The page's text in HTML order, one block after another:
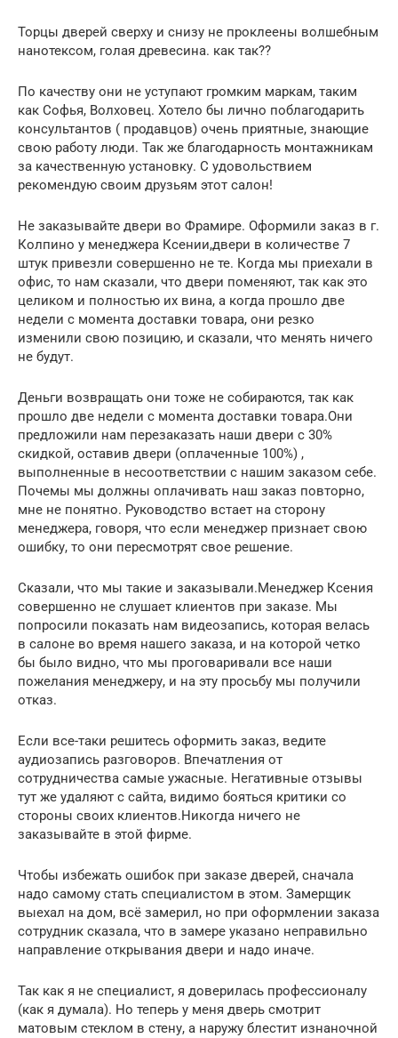
Торцы дверей сверху и снизу не проклеены волшебным
нанотексом, голая древесина. как так??
По качеству они не уступают громким маркам, таким
как Софья, Волховец. Хотело бы лично поблагодарить
консультантов ( продавцов) очень приятные, знающие
свою работу люди. Так же благодарность монтажникам
за качественную установку. С удовольствием
рекомендую своим друзьям этот салон!
Не заказывайте двери во Фрамире. Оформили заказ в г.
Колпино у менеджера Ксении,двери в количестве 7
штук привезли совершенно не те. Когда мы приехали в
офис, то нам сказали, что двери поменяют, так как это
целиком и полностью их вина, а когда прошло две
недели с момента доставки товара, они резко
изменили свою позицию, и сказали, что менять ничего
не будут.
Деньги возвращать они тоже не собираются, так как
прошло две недели с момента доставки товара.Они
предложили нам перезаказать наши двери с 30%
скидкой, оставив двери (оплаченные 100%) ,
выполненные в несоответствии с нашим заказом себе.
Почемы мы должны оплачивать наш заказ повторно,
мне не понятно. Руководство встает на сторону
менеджера, говоря, что если менеджер признает свою
ошибку, то они пересмотрят свое решение.
Сказали, что мы такие и заказывали.Менеджер Ксения
совершенно не слушает клиентов при заказе. Мы
попросили показать нам видеозапись, которая велась
в салоне во время нашего заказа, и на которой четко
бы было видно, что мы проговаривали все наши
пожелания менеджеру, и на эту просьбу мы получили
отказ.
Если все-таки решитесь оформить заказ, ведите
аудиозапись разговоров. Впечатления от
сотрудничества самые ужасные. Негативные отзывы
тут же удаляют с сайта, видимо бояться критики со
стороны своих клиентов.Никогда ничего не
заказывайте в этой фирме.
Чтобы избежать ошибок при заказе дверей, сначала
надо самому стать специалистом в этом. Замерщик
выехал на дом, всё замерил, но при оформлении заказа
сотрудник сказала, что в замере указано неправильно
направление открывания двери и надо иначе.
Так как я не специалист, я доверилась профессионалу
(как я думала). Но теперь у меня дверь смотрит
матовым стеклом в стену, а наружу блестит изнаночной